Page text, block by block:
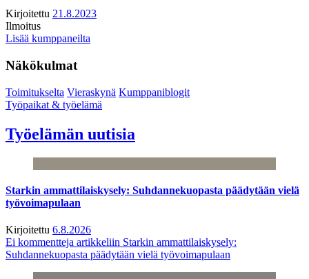
Kirjoitettu 21.8.2023
Ilmoitus
Lisää kumppaneilta
Näkökulmat
Toimitukselta Vieraskynä Kumppaniblogit
Työpaikat & työelämä
Työelämän uutisia
Starkin ammattilaiskysely: Suhdannekuopasta päädytään vielä
työvoimapulaan
Kirjoitettu 6.8.2026
Ei kommentteja artikkeliin Starkin ammattilaiskysely:
Suhdannekuopasta päädytään vielä työvoimapulaan